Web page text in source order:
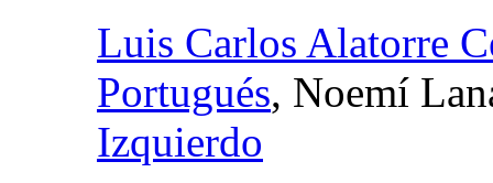
Luis Carlos Alatorre
Portugués, Noemí
Izquierdo